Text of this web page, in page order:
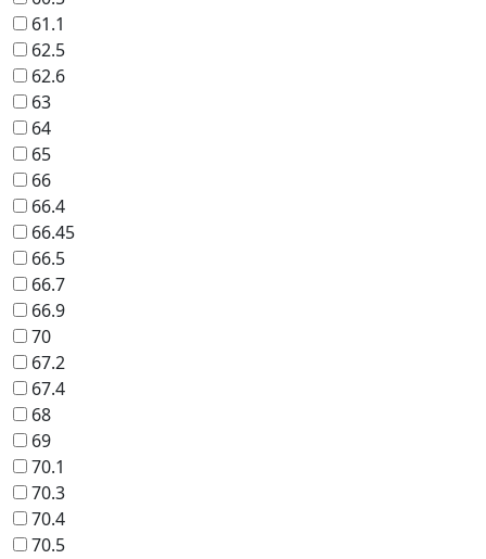
61.1
62.5
62.6
63
64
65
66
66.4
66.45
66.5
66.7
66.9
70
67.2
67.4
68
69
70.1
70.3
70.4
70.5